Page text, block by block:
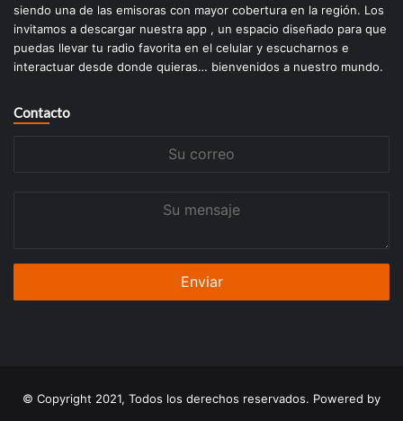
siendo una de las emisoras con mayor cobertura en la región. Los
invitamos a descargar nuestra app , un espacio diseñado para que
puedas llevar tu radio favorita en el celular y escucharnos e
interactuar desde donde quieras… bienvenidos a nuestro mundo.
Contacto
© Copyright 2021, Todos los derechos reservados. Powered by